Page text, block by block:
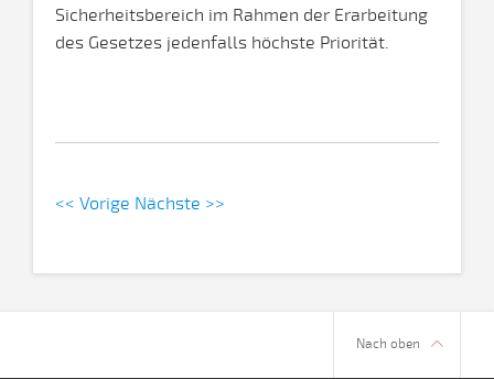
Sicherheitsbereich im Rahmen der Erarbeitung
des Gesetzes jedenfalls höchste Priorität.
<< Vorige Nächste >>
Nach oben